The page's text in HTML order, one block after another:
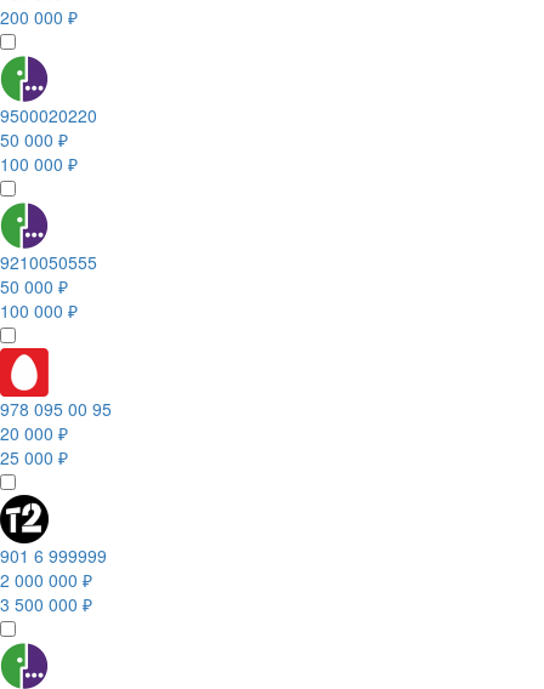
200 000 ₽
9500020220
50 000 ₽
100 000 ₽
9210050555
50 000 ₽
100 000 ₽
978 095 00 95
20 000 ₽
25 000 ₽
901 6 999999
2 000 000 ₽
3 500 000 ₽